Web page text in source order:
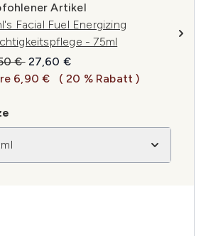
Artikel
Facial Fuel Energizing
- 75ml
Preisempfehlung:
€ Aktueller Preis:
27,60 €
6,90 €
( 20 % Rabatt )